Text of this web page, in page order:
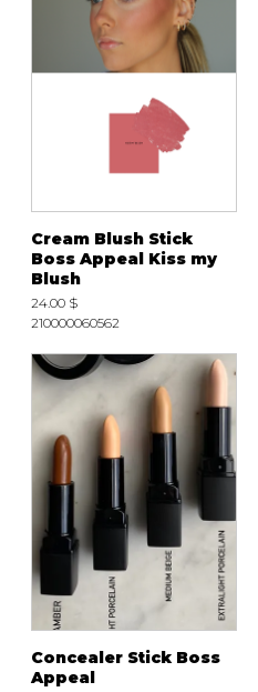
Cream Blush Stick
Boss Appeal Kiss my
Blush
24.00 $
210000060562
Concealer Stick Boss
Appeal